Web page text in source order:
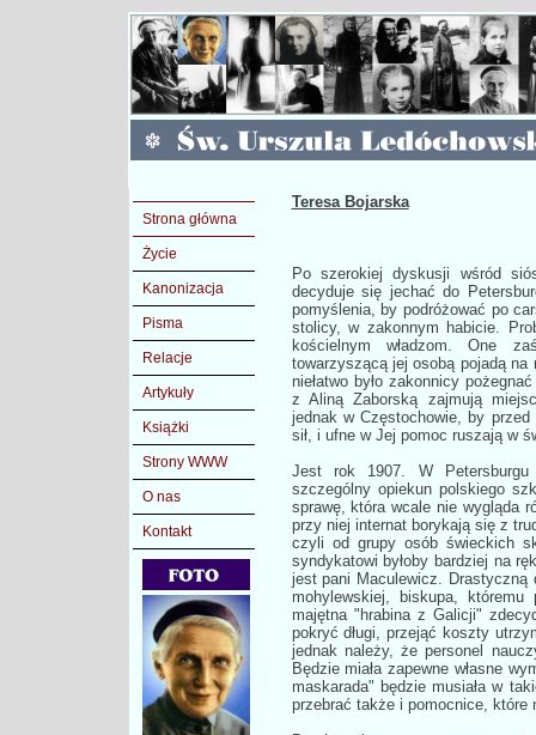
Strona główna
Życie
Kanonizacja
Pisma
Relacje
Artykuły
Książki
Strony WWW
O nas
Kontakt
Teresa Bojarska
Po szerokiej dyskusji wśród
decyduje się jechać do
pomyślenia, by podróżować po
stolicy, w zakonnym habicie.
kościelnym władzom. One
towarzyszącą jej osobą pojadą na
niełatwo było zakonnicy
z Aliną Zaborską zajmują
jednak w Częstochowie, by
sił, i ufne w Jej pomoc ruszają w
Jest rok 1907. W
szczególny opiekun polskiego
sprawę, która wcale nie wygląda
przy niej internat borykają się z
czyli od grupy osób świeckich
syndykatowi byłoby bardziej na
jest pani Maculewicz.
mohylewskiej, biskupa,
majętna "hrabina z Galicji"
pokryć długi, przejąć koszty
jednak należy, że personel
Będzie miała zapewne własne
maskarada" będzie musiała w
przebrać także i pomocnice, które